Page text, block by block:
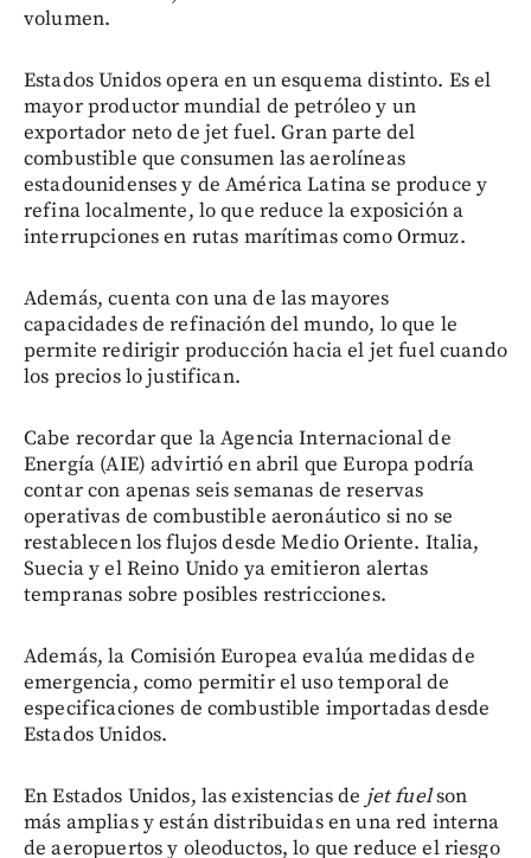
volumen.
Estados Unidos opera en un esquema distinto. Es el
mayor productor mundial de petróleo y un
exportador neto de jet fuel. Gran parte del
combustible que consumen las aerolíneas
estadounidenses y de América Latina se produce y
refina localmente, lo que reduce la exposición a
interrupciones en rutas marítimas como Ormuz.
Además, cuenta con una de las mayores
capacidades de refinación del mundo, lo que le
permite redirigir producción hacia el jet fuel cuando
los precios lo justifican.
Cabe recordar que la Agencia Internacional de
Energía (AIE) advirtió en abril que Europa podría
contar con apenas seis semanas de reservas
operativas de combustible aeronáutico si no se
restablecen los flujos desde Medio Oriente. Italia,
Suecia y el Reino Unido ya emitieron alertas
tempranas sobre posibles restricciones.
Además, la Comisión Europea evalúa medidas de
emergencia, como permitir el uso temporal de
especificaciones de combustible importadas desde
Estados Unidos.
En Estados Unidos, las existencias de jet fuelson
más amplias y están distribuidas en una red interna
de aeropuertos y oleoductos, lo que reduce el riesgo